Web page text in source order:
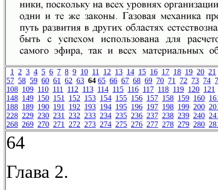
1 2 3 4 5 6 7 8 9 10 11 12 13 14 15 16 17 18 19 20 21
57 58 59 60 61 62 63 64 65 66 67 68 69 70 71 72 73 74
108 109 110 111 112 113 114 115 116 117 118 119 120 121
148 149 150 151 152 153 154 155 156 157 158 159 160
188 189 190 191 192 193 194 195 196 197 198 199 200
228 229 230 231 232 233 234 235 236 237 238 239 240
268 269 270 271 272 273 274 275 276 277 278 279 280
64
Глава 2.